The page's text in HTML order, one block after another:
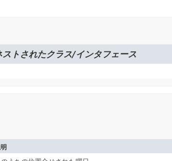
ストされたクラス/インタフェース